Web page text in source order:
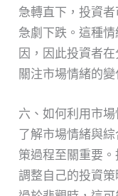
急轉直下，投資
急劇下跌。這種
因，因此投資者
關注市場情緒的變
六、如何利用市
了解市場情緒與
策過程至關重要
調整自己的投資